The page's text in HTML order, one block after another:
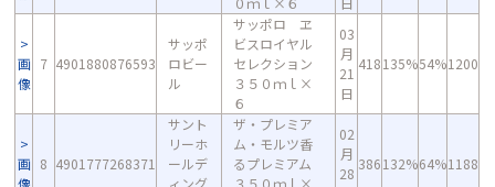
画
像
7 4901880876593
サッポ
ロビー
ル
サッポロ ヱ
ビスロイヤル
セレクション
３５０ｍｌ×
６
03
月
21
日
418135%54%1200
画
像
8 4901777268371
サント
リーホ
ールデ
ィング
ザ・プレミア
ム・モルツ香
るプレミアム
３５０ｍｌ×
02
月
28
386132%64%1188